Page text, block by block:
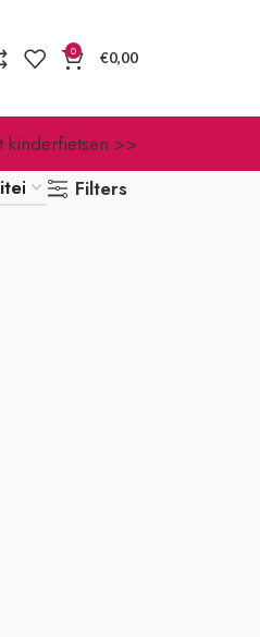
0 €0,00
kinderfietsen >>
Filters